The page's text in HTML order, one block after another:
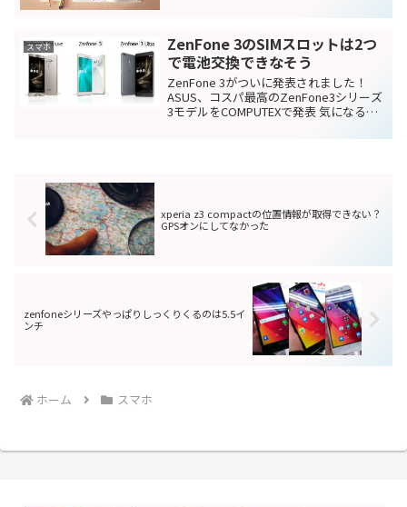
す。 格安simの音声プランとガラケーの
通話契約はどっちが安い!?にも書いてい
ますが、来年がら...
スマホ
ZenFone 3のSIMスロットは2つ
で電池交換できなそう
ZenFone 3がついに発表されました！
ASUS、コスパ最高のZenFone3シリーズ
3モデルをCOMPUTEXで発表 気になる仕
xperia z3 compactの位置情報が取得できない？
GPSオンにしてなかった
zenfoneシリーズやっぱりしっくりくるのは5.5イ
ンチ
ホーム スマホ